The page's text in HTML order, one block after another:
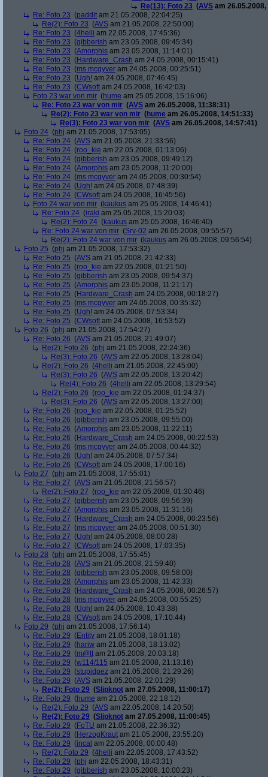
Re(13): Foto 23 (AVS am
Re: Foto 23 (paddit am 21.05.2008, 22:04:25)
Re(2): Foto 23 (AVS am 21.05.2008, 22:50:00)
Re: Foto 23 (4helli am 22.05.2008, 17:45:36)
Re: Foto 23 (gibberish am 23.05.2008, 09:45:34)
Re: Foto 23 (Amorphis am 23.05.2008, 11:14:01)
Re: Foto 23 (Hardware_Crash am 24.05.2008, 00:15:41)
Re: Foto 23 (ms mcgyver am 24.05.2008, 00:25:51)
Re: Foto 23 (Ugh! am 24.05.2008, 07:46:45)
Re: Foto 23 (CWsoft am 24.05.2008, 16:42:03)
Foto 23 war von mir (hume am 25.05.2008, 15:16:06)
Re: Foto 23 war von mir (AVS am 26.05.2008, 11:38:31)
Re(2): Foto 23 war von mir (hume am 26.05.2008, 14:51:33)
Re(3): Foto 23 war von mir (AVS am 26.05.2008, 14:57:41)
Foto 24 (phj am 21.05.2008, 17:53:05)
Re: Foto 24 (AVS am 21.05.2008, 21:33:56)
Re: Foto 24 (roo_kie am 22.05.2008, 01:13:06)
Re: Foto 24 (gibberish am 23.05.2008, 09:49:12)
Re: Foto 24 (Amorphis am 23.05.2008, 11:20:00)
Re: Foto 24 (ms mcgyver am 24.05.2008, 00:30:54)
Re: Foto 24 (Ugh! am 24.05.2008, 07:48:39)
Re: Foto 24 (CWsoft am 24.05.2008, 16:45:56)
Foto 24 war von mir (kaukus am 25.05.2008, 14:46:41)
Re: Foto 24 (iraki am 25.05.2008, 15:20:03)
Re(2): Foto 24 (kaukus am 25.05.2008, 16:46:40)
Re: Foto 24 war von mir (Srv-02 am 26.05.2008, 09:55:57)
Re(2): Foto 24 war von mir (kaukus am 26.05.2008, 09:56:54)
Foto 25 (phj am 21.05.2008, 17:53:32)
Re: Foto 25 (AVS am 21.05.2008, 21:42:33)
Re: Foto 25 (roo_kie am 22.05.2008, 01:21:50)
Re: Foto 25 (gibberish am 23.05.2008, 09:54:37)
Re: Foto 25 (Amorphis am 23.05.2008, 11:21:17)
Re: Foto 25 (Hardware_Crash am 24.05.2008, 00:18:27)
Re: Foto 25 (ms mcgyver am 24.05.2008, 00:35:32)
Re: Foto 25 (Ugh! am 24.05.2008, 07:53:34)
Re: Foto 25 (CWsoft am 24.05.2008, 16:53:52)
Foto 26 (phj am 21.05.2008, 17:54:27)
Re: Foto 26 (AVS am 21.05.2008, 21:49:07)
Re(2): Foto 26 (phj am 21.05.2008, 22:24:36)
Re(3): Foto 26 (AVS am 22.05.2008, 13:28:04)
Re(2): Foto 26 (4helli am 21.05.2008, 22:45:00)
Re(3): Foto 26 (AVS am 22.05.2008, 13:20:42)
Re(4): Foto 26 (4helli am 22.05.2008, 13:29:54)
Re(2): Foto 26 (roo_kie am 22.05.2008, 01:24:37)
Re(3): Foto 26 (AVS am 22.05.2008, 13:27:00)
Re: Foto 26 (roo_kie am 22.05.2008, 01:25:52)
Re: Foto 26 (gibberish am 23.05.2008, 09:55:00)
Re: Foto 26 (Amorphis am 23.05.2008, 11:22:11)
Re: Foto 26 (Hardware_Crash am 24.05.2008, 00:22:53)
Re: Foto 26 (ms mcgyver am 24.05.2008, 00:44:32)
Re: Foto 26 (Ugh! am 24.05.2008, 07:57:34)
Re: Foto 26 (CWsoft am 24.05.2008, 17:00:16)
Foto 27 (phj am 21.05.2008, 17:55:01)
Re: Foto 27 (AVS am 21.05.2008, 21:56:57)
Re(2): Foto 27 (roo_kie am 22.05.2008, 01:30:46)
Re: Foto 27 (gibberish am 23.05.2008, 09:56:39)
Re: Foto 27 (Amorphis am 23.05.2008, 11:31:16)
Re: Foto 27 (Hardware_Crash am 24.05.2008, 00:23:56)
Re: Foto 27 (ms mcgyver am 24.05.2008, 00:51:30)
Re: Foto 27 (Ugh! am 24.05.2008, 08:00:28)
Re: Foto 27 (CWsoft am 24.05.2008, 17:03:35)
Foto 28 (phj am 21.05.2008, 17:55:45)
Re: Foto 28 (AVS am 21.05.2008, 21:59:40)
Re: Foto 28 (gibberish am 23.05.2008, 09:58:00)
Re: Foto 28 (Amorphis am 23.05.2008, 11:42:33)
Re: Foto 28 (Hardware_Crash am 24.05.2008, 00:26:57)
Re: Foto 28 (ms mcgyver am 24.05.2008, 00:55:25)
Re: Foto 28 (Ugh! am 24.05.2008, 10:43:38)
Re: Foto 28 (CWsoft am 24.05.2008, 17:10:44)
Foto 29 (phj am 21.05.2008, 17:56:14)
Re: Foto 29 (Entity am 21.05.2008, 18:01:18)
Re: Foto 29 (hariw am 21.05.2008, 18:13:02)
Re: Foto 29 (m@tt am 21.05.2008, 20:03:18)
Re: Foto 29 (w114/115 am 21.05.2008, 21:13:16)
Re: Foto 29 (stupidpez am 21.05.2008, 21:29:26)
Re: Foto 29 (AVS am 21.05.2008, 22:01:29)
Re(2): Foto 29 (Slipknot am 27.05.2008, 11:00:17)
Re: Foto 29 (hume am 21.05.2008, 22:18:12)
Re(2): Foto 29 (AVS am 22.05.2008, 14:20:50)
Re(2): Foto 29 (Slipknot am 27.05.2008, 11:00:45)
Re: Foto 29 (FoTU am 21.05.2008, 22:36:32)
Re: Foto 29 (HerzogKraut am 21.05.2008, 23:55:20)
Re: Foto 29 (incal am 22.05.2008, 00:00:48)
Re(2): Foto 29 (4helli am 22.05.2008, 17:43:52)
Re: Foto 29 (phj am 22.05.2008, 18:43:31)
Re: Foto 29 (gibberish am 23.05.2008, 10:00:23)